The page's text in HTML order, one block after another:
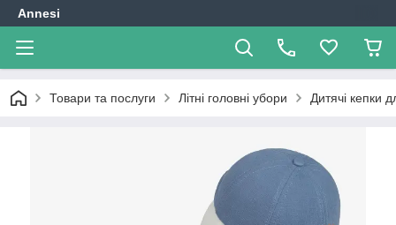
Annesi
Товари та послуги Літні головні убори Дитячі кепки